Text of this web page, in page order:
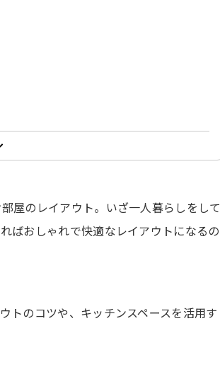
屋のレイアウト。いざ一人暮らしをして
ばおしゃれで快適なレイアウトになるの
トのコツや、キッチンスペースを活用す